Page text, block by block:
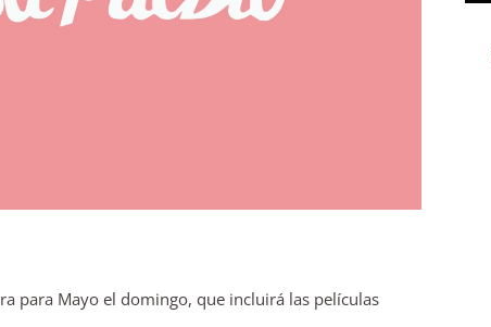
para Mayo el domingo, que incluirá las películas